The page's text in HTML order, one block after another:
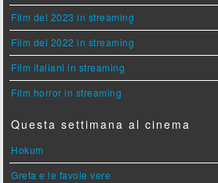
Film del 2023 in streaming
Film del 2022 in streaming
Film italiani in streaming
Film horror in streaming
Questa settimana al cinema
Hokum
Greta e le favole vere